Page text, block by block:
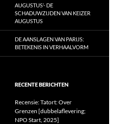
AUGUSTUS’- DE
SCHADUWZIJDEN VAN KEIZER
AUGUSTUS
DE AANSLAGEN VAN PARIJS:
BETEKENIS IN VERHAALVORM
RECENTE BERICHTEN
Recensie: Tatort: Over
Grenzen [dubbelaflevering;
NPO Start, 2025]